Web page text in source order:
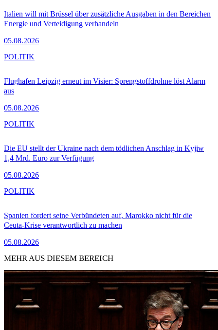
Italien will mit Brüssel über zusätzliche Ausgaben in den Bereichen
Energie und Verteidigung verhandeln
05.08.2026
Flughafen Leipzig erneut im Visier: Sprengstoffdrohne löst Alarm
aus
05.08.2026
POLITIK
Die EU stellt der Ukraine nach dem tödlichen Anschlag in Kyjiw
1,4 Mrd. Euro zur Verfügung
05.08.2026
POLITIK
Spanien fordert seine Verbündeten auf, Marokko nicht für die
Ceuta-Krise verantwortlich zu machen
05.08.2026
POLITIK
MEHR AUS DIESEM BEREICH